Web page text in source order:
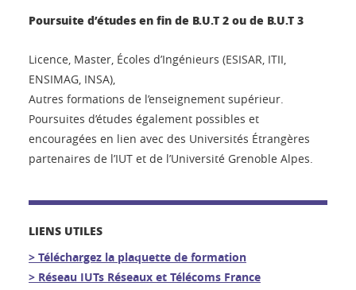
Poursuite d’études en fin de B.U.T 2 ou de B.U.T 3
Licence, Master, Écoles d’Ingénieurs (ESISAR, ITII,
ENSIMAG, INSA),
Autres formations de l’enseignement supérieur.
Poursuites d’études également possibles et
encouragées en lien avec des Universités Étrangères
partenaires de l’IUT et de l’Université Grenoble Alpes.
LIENS UTILES
> Téléchargez la plaquette de formation
> Réseau IUTs Réseaux et Télécoms France